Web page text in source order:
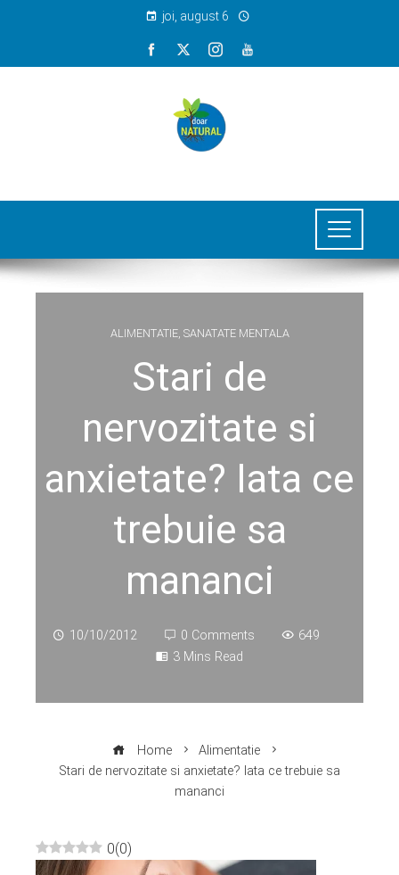
joi, august 6
ALIMENTATIE, SANATATE MENTALA
Stari de
nervozitate si
anxietate? Iata ce
trebuie sa
mananci
10/10/2012 0 Comments
649
3 Mins Read
Home
Alimentatie
Stari de nervozitate si anxietate? Iata ce trebuie sa
mananci
0(0)